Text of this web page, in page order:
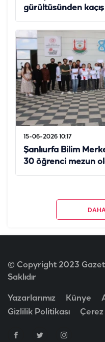
gürültüsünden kaçış
15-06-2026 10:17
Şanlıurfa Bilim
30 öğrenci mezun
© Copyright 2023
Saklıdır
Yazarlarımız Künye
Gizlilik Politikası
Çerez